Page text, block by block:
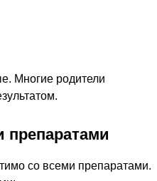
Многие родители
препаратами
со всеми препаратами.